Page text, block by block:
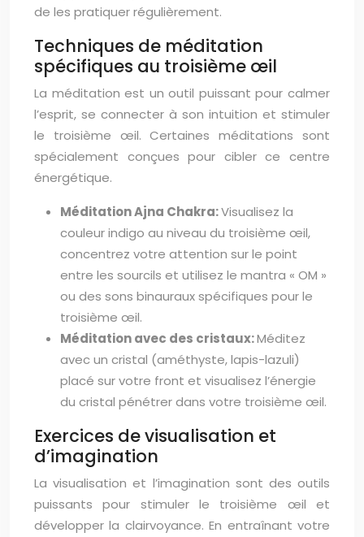
de les pratiquer régulièrement.
Techniques de méditation
spécifiques au troisième œil
La méditation est un outil puissant pour calmer
l’esprit, se connecter à son intuition et stimuler
le troisième œil. Certaines méditations sont
spécialement conçues pour cibler ce centre
énergétique.
Méditation Ajna Chakra:Visualisez la
couleur indigo au niveau du troisième œil,
concentrez votre attention sur le point
entre les sourcils et utilisez le mantra « OM »
ou des sons binauraux spécifiques pour le
troisième œil.
Méditation avec des cristaux:Méditez
avec un cristal (améthyste, lapis-lazuli)
placé sur votre front et visualisez l’énergie
du cristal pénétrer dans votre troisième œil.
Exercices de visualisation et
d’imagination
La visualisation et l’imagination sont des outils
puissants pour stimuler le troisième œil et
développer la clairvoyance. En entraînant votre